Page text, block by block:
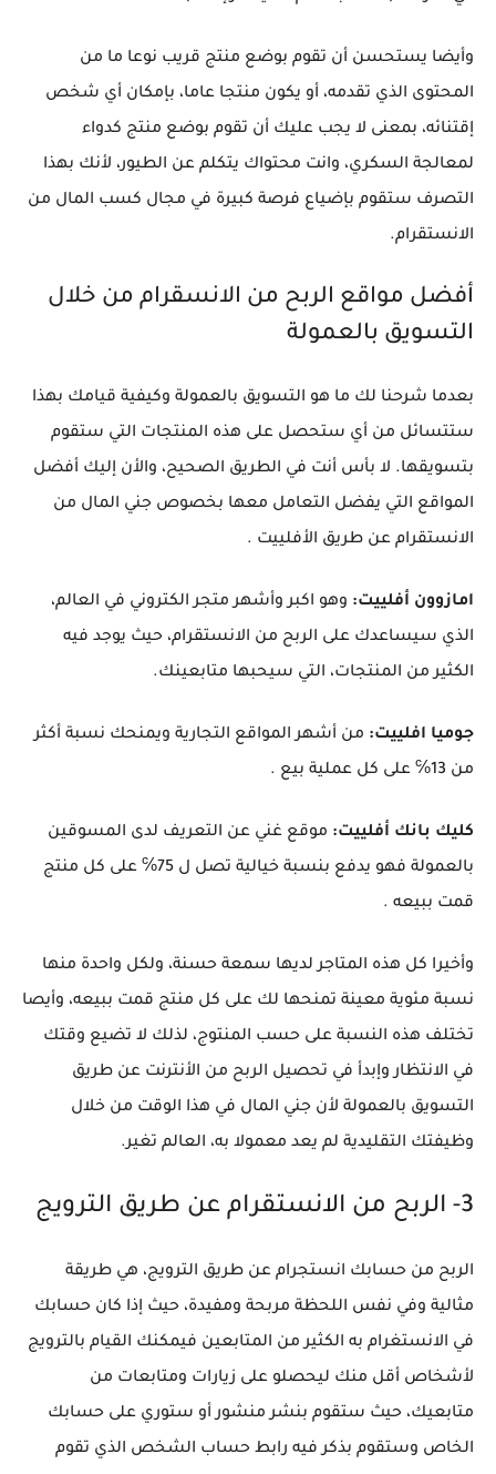
وأيضا يستحسن أن تقوم بوضع منتج قريب نوعا ما من
المحتوى الذي تقدمه، أو يكون منتجا عاما، بإمكان أي شخص
إقتنائه، بمعنى لا يجب عليك أن تقوم بوضع منتج كدواء
لمعالجة السكري، وانت محتواك يتكلم عن الطيور، لأنك بهذا
التصرف ستقوم بإضياع فرصة كبيرة في مجال كسب المال من
الانستقرام.
أفضل مواقع الربح من الانسقرام من خلال
التسويق بالعمولة
بعدما شرحنا لك ما هو التسويق بالعمولة وكيفية قيامك بهذا
ستتسائل من أي ستحصل على هذه المنتجات التي ستقوم
بتسويقها. لا بأس أنت في الطريق الصحيح، والأن إليك أفضل
المواقع التي يفضل التعامل معها بخصوص جني المال من
الانستقرام عن طريق الأفلييت .
امازوون أفلييت: وهو اكبر وأشهر متجر الكتروني في العالم،
الذي سيساعدك على الربح من الانستقرام، حيث يوجد فيه
الكثير من المنتجات، التي سيحبها متابعينك.
جوميا افلييت: من أشهر المواقع التجارية ويمنحك نسبة أكثر
من 13℅ على كل عملية بيع .
كليك بانك أفلييت: موقع غني عن التعريف لدى المسوقين
بالعمولة فهو يدفع بنسبة خيالية تصل ل 75℅ على كل منتج
قمت ببيعه .
وأخيرا كل هذه المتاجر لديها سمعة حسنة، ولكل واحدة منها
نسبة مئوية معينة تمنحها لك على كل منتج قمت ببيعه، وأيصا
تختلف هذه النسبة على حسب المنتوج، لذلك لا تضيع وقتك
في الانتظار وإبدأ في تحصيل الربح من الأنترنت عن طريق
التسويق بالعمولة لأن جني المال في هذا الوقت من خلال
وظيفتك التقليدية لم يعد معمولا به، العالم تغير.
3- الربح من الانستقرام عن طريق الترويج
الربح من حسابك انستجرام عن طريق الترويج، هي طريقة
مثالية وفي نفس اللحظة مربحة ومفيدة، حيث إذا كان حسابك
في الانستغرام به الكثير من المتابعين فيمكنك القيام بالترويج
لأشخاص أقل منك ليحصلو على زيارات ومتابعات من
متابعيك، حيث ستقوم بنشر منشور أو ستوري على حسابك
الخاص وستقوم بذكر فيه رابط حساب الشخص الذي تقوم